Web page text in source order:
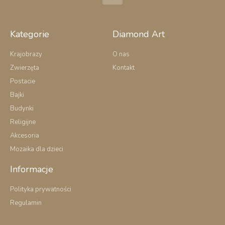
c
o
k
f
Kategorie
Krajobrazy
Zwierzęta
Postacie
Bajki
Budynki
Religijne
Akcesoria
Mozaika dla dzieci
Diamond Art
O nas
Kontakt
Informacje
Polityka prywatności
Regulamin